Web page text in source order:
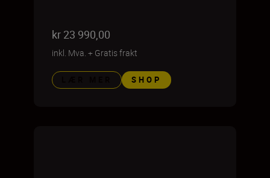
kr 23 990,00
inkl. Mva. + Gratis frakt
SHOP